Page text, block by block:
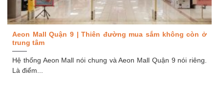
Aeon Mall Quận 9 | Thiên đường mua sắm không còn ở
trung tâm
Hệ thống Aeon Mall nói chung và Aeon Mall Quận 9 nói riêng.
Là điểm...